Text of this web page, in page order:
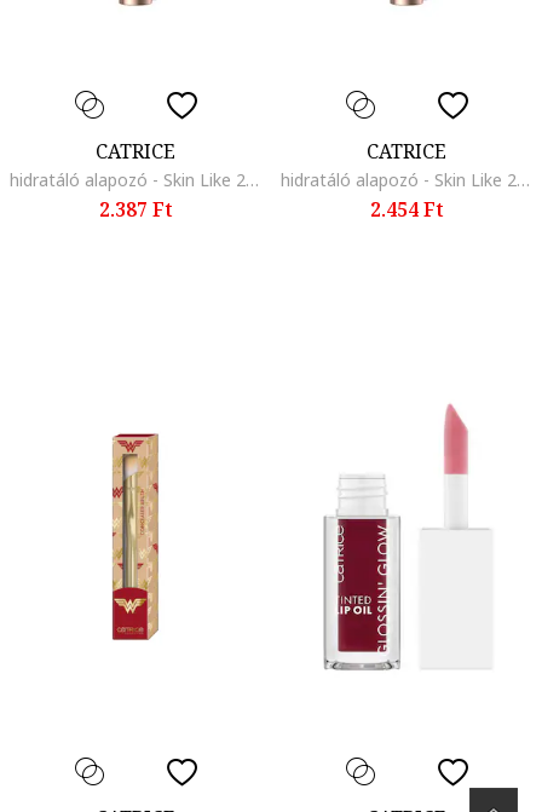
CATRICE
hidratáló alapozó - Skin Like 28 ml., 032
2.387 Ft
CATRICE
hidratáló alapozó - Skin Like 28 ml., 042C
2.454 Ft